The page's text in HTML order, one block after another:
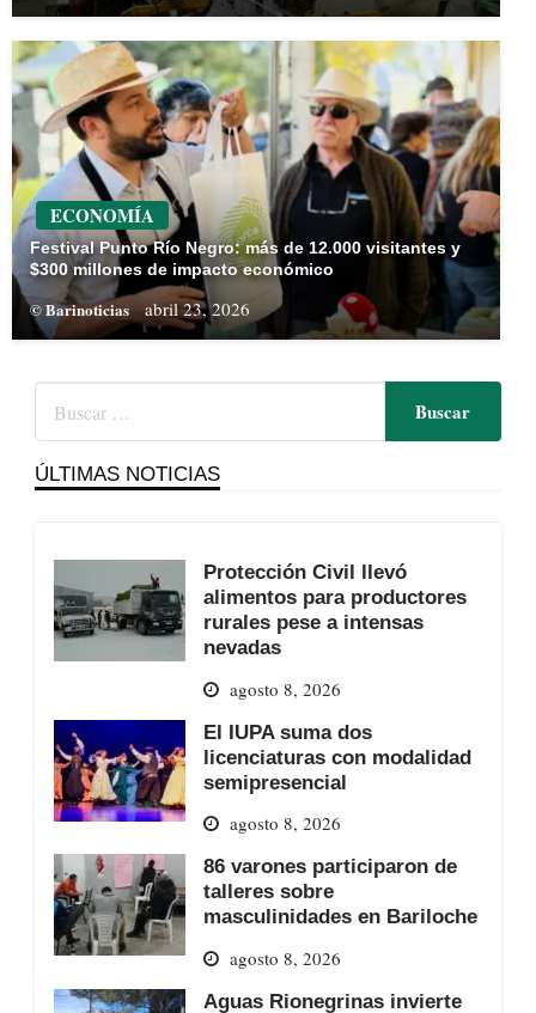
ECONOMÍA
Festival Punto Río Negro: más de 12.000 visitantes y
$300 millones de impacto económico
© Barinoticias abril 23, 2026
ÚLTIMAS NOTICIAS
Protección Civil llevó
alimentos para productores
rurales pese a intensas
nevadas
agosto 8, 2026
El IUPA suma dos
licenciaturas con modalidad
semipresencial
agosto 8, 2026
86 varones participaron de
talleres sobre
masculinidades en Bariloche
agosto 8, 2026
Aguas Rionegrinas invierte